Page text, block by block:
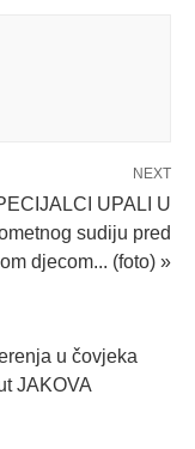
NEXT
UPALI U
sudiju pred
djecom... (foto) »
u čovjeka
JAKOVA